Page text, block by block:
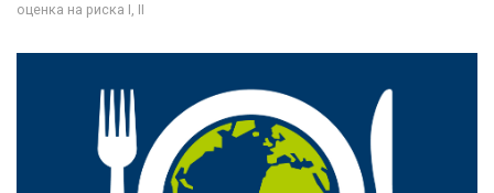
оценка на риска I, II